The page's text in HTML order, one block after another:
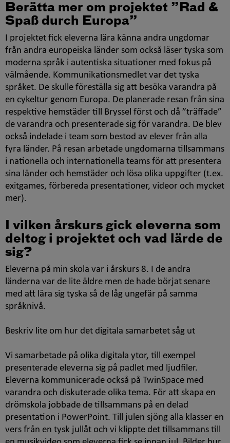
Berätta mer om projektet ” Rad &
Spaß durch Europa”
I projektet fick eleverna lära känna andra ungdomar
från andra europeiska länder som också läser tyska som
moderna språk i autentiska situationer med fokus på
välmående. Kommunikationsmedlet var det tyska
språket. De skulle föreställa sig att besöka varandra på
en cykeltur genom Europa. De planerade resan från sina
respektive hemstäder till Bryssel först och då ”träffade”
de varandra och presenterade sig för varandra. De blev
också indelade i team som bestod av elever från alla
fyra länder. På resan arbetade ungdomarna tillsammans
i nationella och internationella teams för att presentera
sina länder och hemstäder och lösa olika uppgifter (t.ex.
exitgames, förbereda presentationer, videor och mycket
mer).
I vilken årskurs gick eleverna som
deltog i projektet och vad lärde de
sig?
Eleverna på min skola var i årskurs 8. I de andra
länderna var de lite äldre men de hade börjat senare
med att lära sig tyska så de låg ungefär på samma
språknivå.
Beskriv lite om hur det digitala samarbetet såg ut
Vi samarbetade på olika digitala ytor, till exempel
presenterade eleverna sig på padlet med ljudfiler.
Eleverna kommunicerade också på TwinSpace med
varandra och diskuterade olika tema. För att skapa en
drömskola jobbade de tillsammans på en delad
presentation i PowerPoint. Till julen sjöng alla klasser en
vers från en tysk jullåt och vi klippte det tillsammans till